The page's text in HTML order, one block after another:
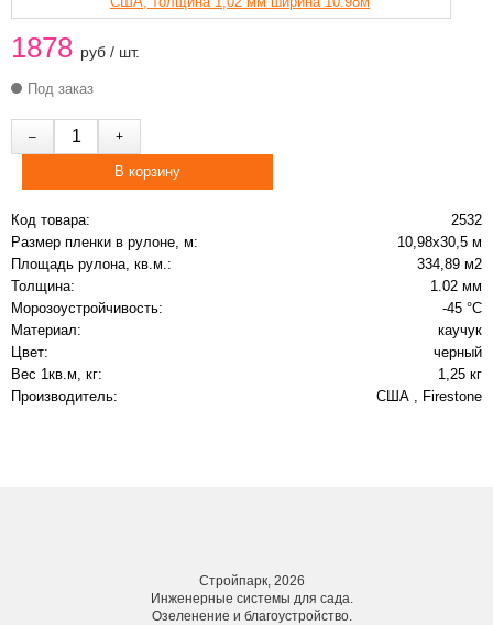
1878 руб / шт.
Под заказ
Код товара:
2532
Размер пленки в рулоне, м:
10,98x30,5 м
Площадь рулона, кв.м.:
334,89 м2
Толщина:
1.02 мм
Морозоустройчивость:
-45 °С
Материал:
каучук
Цвет:
черный
Вес 1кв.м, кг:
1,25 кг
Производитель:
США , Firestone
Стройпарк, 2026
Инженерные системы для сада.
Озеленение и благоустройство.